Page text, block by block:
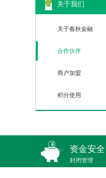
关于我们
关于春秋金融
合作伙伴
商户加盟
积分使用
资金安全
封闭管理